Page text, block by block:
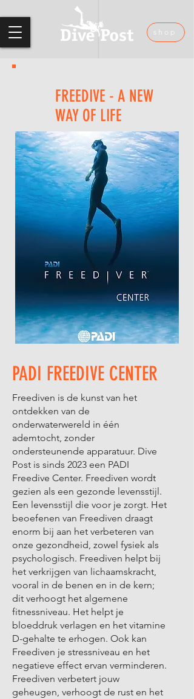
shop
FREEDIVE - A NEW
WAY OF LIFE
PADI FREEDIVE CENTER
Freediven is de kunst van het
ontdekken van de
onderwaterwereld in één
ademtocht, zonder
ondersteunende apparatuur. Dive
Post is sinds 2023 een PADI
Freedive Center. Freediven wordt
gezien als een gezonde levensstijl.
Een levensstijl die voor je zorgt. Het
beoefenen van Freediven draagt ​​
enorm bij aan het verbeteren van
onze gezondheid, zowel fysiek als
psychologisch. Freediven helpt bij
het verkrijgen van lichaamskracht,
vooral in de benen en in de kern;
dit verhoogt het algemene
fitnessniveau. Het helpt je
bloeddruk verlagen en het vitamine
D-gehalte te erhogen. Ook kan
Freediven je stressniveau en het
negatieve effect ervan verminderen.
Freediven verbetert jouw
geheugen, verhoogt de rust en het